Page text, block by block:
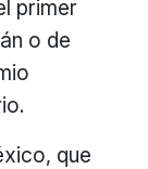
primer
o de
que